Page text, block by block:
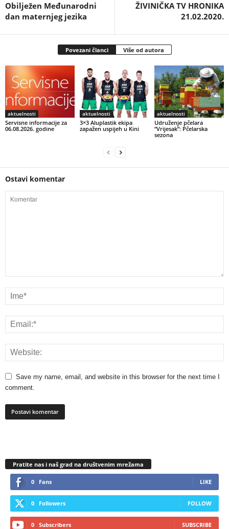
Obilježen Međunarodni
dan maternjeg jezika
ŽIVINIČKA TV HRONIKA
21.02.2020.
Povezani članci Više od autora
aktuelnosti
Servisne informacije za
06.08.2026. godine
aktuelnosti
3×3 Aluplastik ekipa
zapažen uspijeh u Kini
aktuelnosti
Udruženje pčelara
“Vrijesak”: Pčelarska
sezona
Ostavi komentar
Save my name, email, and website in this browser for the next time I
comment.
Pratite nas i naš grad na društvenim mrežama
0 Fans LIKE
0 Followers FOLLOW
0 Subscribers SUBSCRIBE